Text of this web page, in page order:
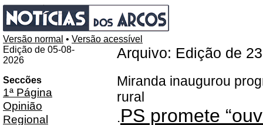
Versão normal • Versão acessível
Edição de 05-08-
2026
Seccões
1ª Página
Opinião
Regional
Arquivo: Edição de
Miranda inaugurou
rural
.PS promete